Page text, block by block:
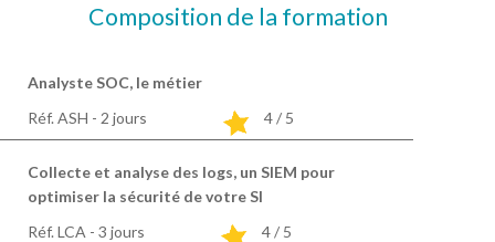
Composition de la formation
Analyste SOC, le métier
Réf. ASH - 2 jours 4 / 5
Collecte et analyse des logs, un SIEM pour
optimiser la sécurité de votre SI
Réf. LCA - 3 jours 4 / 5